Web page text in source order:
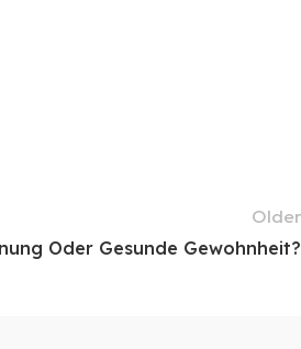
Older
Oder Gesunde Gewohnheit?